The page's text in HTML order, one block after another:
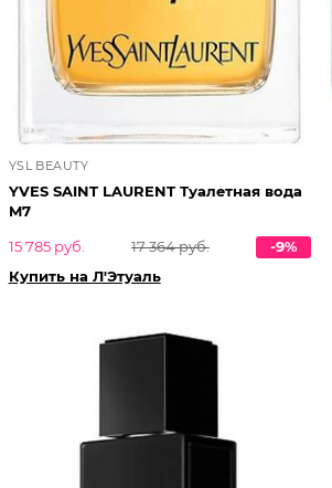
YSL BEAUTY
YVES SAINT LAURENT Туалетная вода
M7
15 785 руб.
17 364 руб.
-9%
Купить на Л'Этуаль